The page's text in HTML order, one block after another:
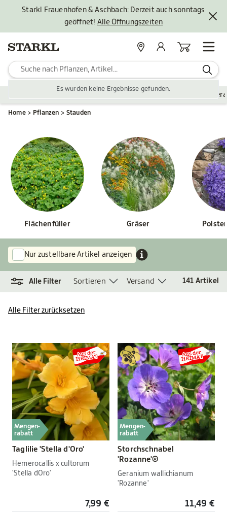
Starkl Frauenhofen & Aschbach: Derzeit auch sonntags
geöffnet! Alle Öffnungszeiten
Es wurden keine Ergebnisse gefunden.
StandorteMein KontoWarenkorb
Zubehör Gartengestaltung
Home Pflanzen Stauden
Flächenfüller Gräser
Nur zustellbare Artikel anzeigen
Alle Filter Sortieren Versand 141 Artikel
Alle Filter zurücksetzen
Mengen-
rabatt
Taglilie 'Stella d'Oro'
Hemerocallis x cultorum
'Stella dOro'
7,99 €
Mengen-
rabatt
Storchschnabel
'Rozanne'®
Geranium wallichianum
'Rozanne'
11,49 €